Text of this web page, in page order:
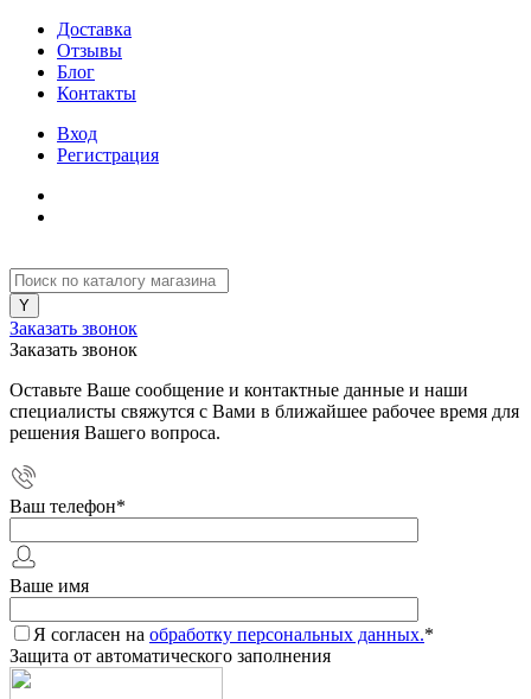
Доставка
Отзывы
Блог
Контакты
Вход
Регистрация
Заказать звонок
Заказать звонок
Оставьте Ваше сообщение и контактные данные и наши
специалисты свяжутся с Вами в ближайшее рабочее время для
решения Вашего вопроса.
Ваш телефон*
Ваше имя
Я согласен на обработку персональных данных.*
Защита от автоматического заполнения